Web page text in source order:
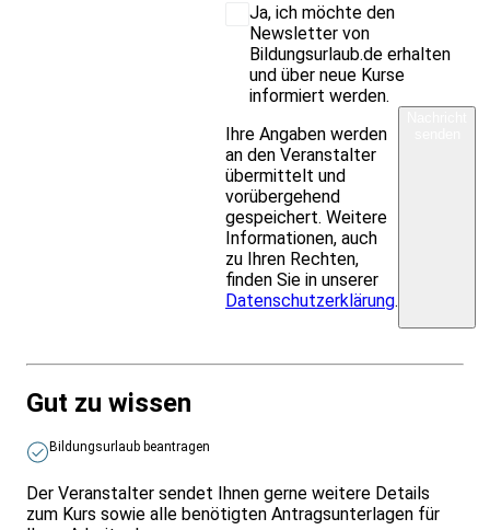
Ja, ich möchte den
Newsletter von
Bildungsurlaub.de erhalten
und über neue Kurse
informiert werden.
Ihre Angaben werden
an den Veranstalter
übermittelt und
vorübergehend
gespeichert. Weitere
Informationen, auch
zu Ihren Rechten,
finden Sie in unserer
Datenschutzerklärung.
Gut zu wissen
Bildungsurlaub beantragen
Der Veranstalter sendet Ihnen gerne weitere Details
zum Kurs sowie alle benötigten Antragsunterlagen für